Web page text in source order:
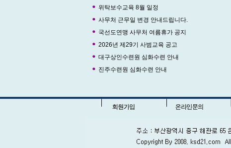
위탁보수교육 8월 일정
사무처 근무일 변경 안내드립니다.
국선도연맹 사무처 여름휴가 공지
2026년 제29기 사범교육 공고
대구상인수련원 심화수련 안내
진주수련원 심화수련 안내
법사님, 사범님, 진기승단도우님 축하
국선도창립59주년 기념식 후원내역
국선도 창립 59주년 기념식 식순를
국선도 59주년 창립기념식 안내